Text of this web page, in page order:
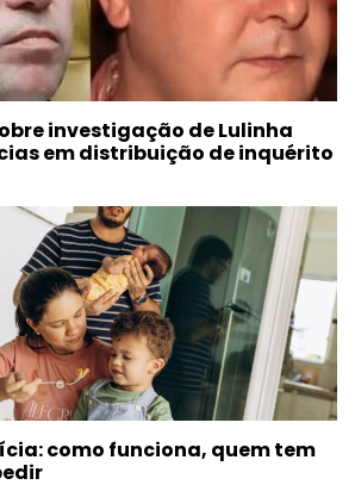
investigação de Lulinha
em distribuição de inquérito
como funciona, quem tem